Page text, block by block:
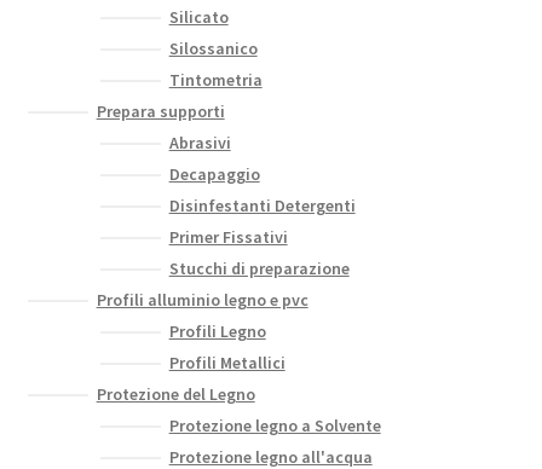
Silicato
Silossanico
Tintometria
Prepara supporti
Abrasivi
Decapaggio
Disinfestanti Detergenti
Primer Fissativi
Stucchi di preparazione
Profili alluminio legno e pvc
Profili Legno
Profili Metallici
Protezione del Legno
Protezione legno a Solvente
Protezione legno all'acqua